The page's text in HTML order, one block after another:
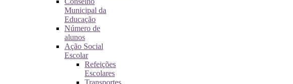
Municipal da
Educação
Número de
alunos
Ação Social
Escolar
Refeições
Escolares
Transportes